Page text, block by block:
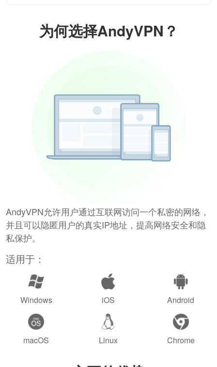
为何选择AndyVPN？
AndyVPN允许用户通过互联网访问一个私密的网络，
并且可以隐匿用户的真实IP地址，提高网络安全和隐
私保护。
适用于：
Windows iOS Android
macOS Linux Chrome